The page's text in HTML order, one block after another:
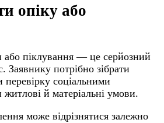
опіку або
піклування — це серйозний
потрібно зібрати
соціальними
й матеріальні умови.
може відрізнятися залежно